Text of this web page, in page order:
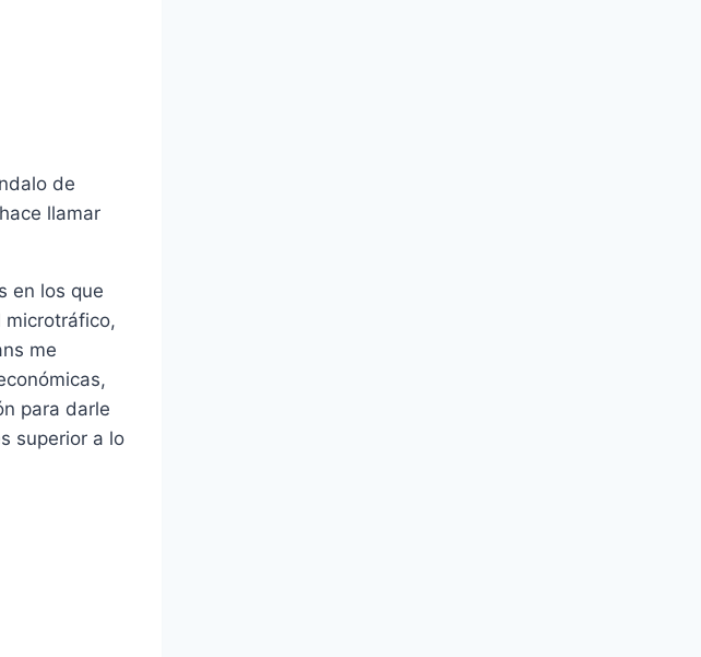
de
llamar
en los que
microtráfico,
me
para darle
superior a lo